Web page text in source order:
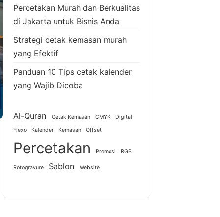
Percetakan Murah dan Berkualitas
di Jakarta untuk Bisnis Anda
Strategi cetak kemasan murah
yang Efektif
Panduan 10 Tips cetak kalender
yang Wajib Dicoba
Al-Quran Cetak Kemasan CMYK Digital
Flexo Kalender Kemasan Offset
Percetakan Promosi RGB
Rotogravure Sablon Website